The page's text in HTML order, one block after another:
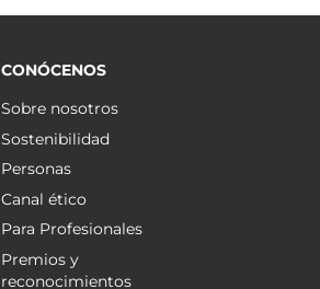
CONÓCENOS
Sobre nosotros
Sostenibilidad
Personas
Canal ético
Para Profesionales
Premios y
reconocimientos